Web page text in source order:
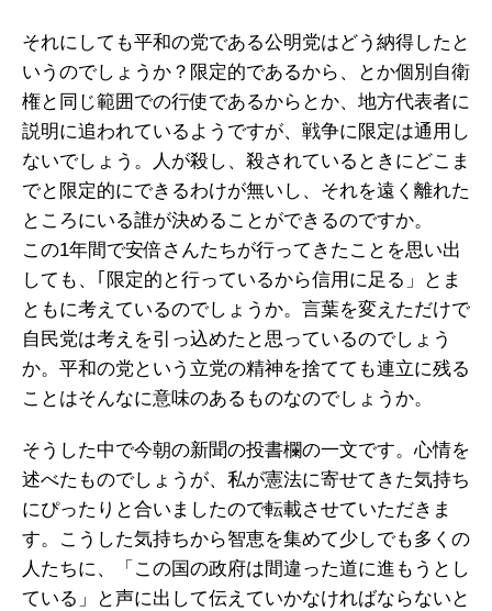
それにしても平和の党である公明党はどう納得したと
いうのでしょうか？限定的であるから、とか個別自衛
権と同じ範囲での行使であるからとか、地方代表者に
説明に追われているようですが、戦争に限定は通用し
ないでしょう。人が殺し、殺されているときにどこま
でと限定的にできるわけが無いし、それを遠く離れた
ところにいる誰が決めることができるのですか。
この1年間で安倍さんたちが行ってきたことを思い出
しても、｢限定的と行っているから信用に足る」とま
ともに考えているのでしょうか。言葉を変えただけで
自民党は考えを引っ込めたと思っているのでしょう
か。平和の党という立党の精神を捨てても連立に残る
ことはそんなに意味のあるものなのでしょうか。
そうした中で今朝の新聞の投書欄の一文です。心情を
述べたものでしょうが、私が憲法に寄せてきた気持ち
にぴったりと合いましたので転載させていただきま
す。こうした気持ちから智恵を集めて少しでも多くの
人たちに、「この国の政府は間違った道に進もうとし
ている」と声に出して伝えていかなければならないと